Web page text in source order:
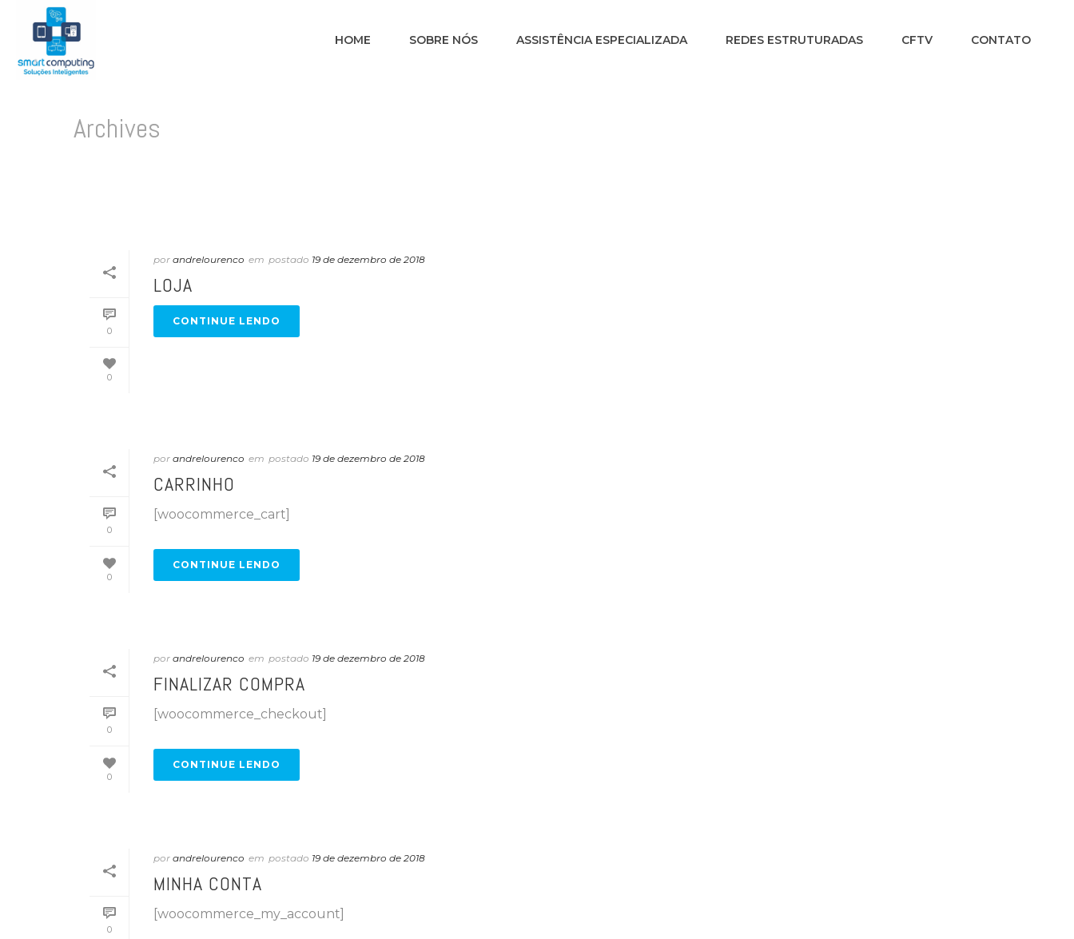
HOME SOBRE NÓS ASSISTÊNCIA ESPECIALIZADA REDES ESTRUTURADAS CFTV CONTATO
Archives
0
0
por andrelourenco em postado 19 de dezembro de 2018
LOJA
CONTINUE LENDO
0
0
por andrelourenco em postado 19 de dezembro de 2018
CARRINHO
[woocommerce_cart]
CONTINUE LENDO
0
0
por andrelourenco em postado 19 de dezembro de 2018
FINALIZAR COMPRA
[woocommerce_checkout]
CONTINUE LENDO
0
por andrelourenco em postado 19 de dezembro de 2018
MINHA CONTA
[woocommerce_my_account]